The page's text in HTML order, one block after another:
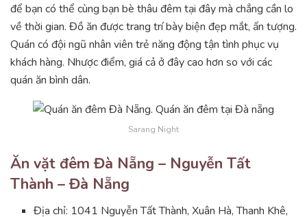
để bạn có thể cùng bạn bè thâu đêm tại đây mà chẳng cần lo
về thời gian. Đồ ăn được trang trí bày biện đẹp mắt, ấn tượng.
Quán có đội ngũ nhân viên trẻ năng động tận tình phục vụ
khách hàng. Nhược điểm, giá cả ở đây cao hơn so với các
quán ăn bình dân.
Sarang Night
Ăn vặt đêm Đà Nẵng – Nguyễn Tất
Thành – Đà Nẵng
Địa chỉ: 1041 Nguyễn Tất Thành, Xuân Hà, Thanh Khê,